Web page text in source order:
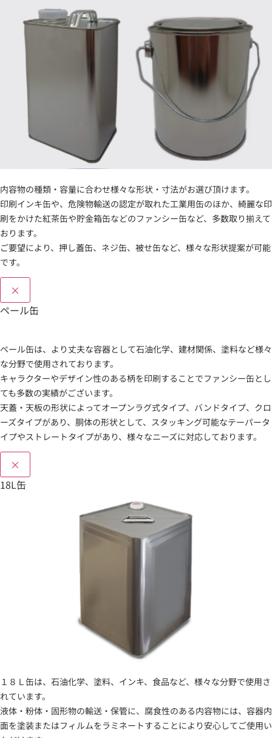
内容物の種類・容量に合わせ様々な形状・寸法がお選び頂けます。
印刷インキ缶や、危険物輸送の認定が取れた工業用缶のほか、綺麗な印
刷をかけた紅茶缶や貯金箱缶などのファンシー缶など、多数取り揃えて
おります。
ご要望により、押し蓋缶、ネジ缶、被せ缶など、様々な形状提案が可能
です。
×
ペール缶
ペール缶は、より丈夫な容器として石油化学、建材関係、塗料など様々
な分野で使用されております。
キャラクターやデザイン性のある柄を印刷することでファンシー缶とし
ても多数の実績がございます。
天蓋・天板の形状によってオープンラグ式タイプ、バンドタイプ、クロ
ーズタイプがあり、胴体の形状として、スタッキング可能なテーパータ
イプやストレートタイプがあり、様々なニーズに対応しております。
×
18L缶
１８Ｌ缶は、石油化学、塗料、インキ、食品など、様々な分野で使用さ
れています。
液体・粉体・固形物の輸送・保管に、腐食性のある内容物には、容器内
面を塗装またはフィルムをラミネートすることにより安心してご使用い